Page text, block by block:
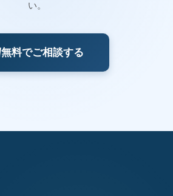
い。
無料でご相談する